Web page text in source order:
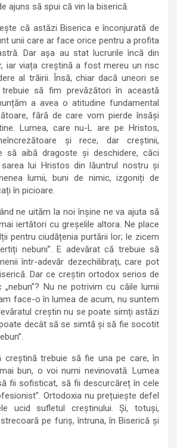
ajuns să spui că vin la biserică.
că astăzi Biserica e înconjurată de
unii care ar face orice pentru a profita
Dar așa au stat lucrurile încă din
iar viața creștină a fost mereu un risc
al trăirii. Însă, chiar dacă uneori se
să fim prevăzători în această
a avea o atitudine fundamental
fără de care vom pierde însăși
Lumea, care nu-L are pe Hristos,
și rece, dar creștinii,
să aibă dragoste și deschidere, căci
lui Hristos din lăuntrul nostru și
lumii, buni de nimic, izgoniți de
în picioare.
ne uităm la noi înșine ne va ajuta să
iertători cu greșelile altora. Ne place
pentru ciudățenia purtării lor; le zicem
nebuni”. E adevărat că trebuie să
într-adevăr dezechilibrați, care pot
Dar ce creștin ortodox serios de
Nu ne potrivim cu căile lumii
face-o în lumea de acum, nu suntem
creștin nu se poate simți astăzi
decât să se simtă și să fie socotit
creștină trebuie să fie una pe care, în
bun, o voi numi nevinovată. Lumea
fii sofisticat, să fii descurcăreț în cele
Ortodoxia nu prețuiește defel
ucid sufletul creștinului. Și, totuși,
pe furiș, întruna, în Biserică și